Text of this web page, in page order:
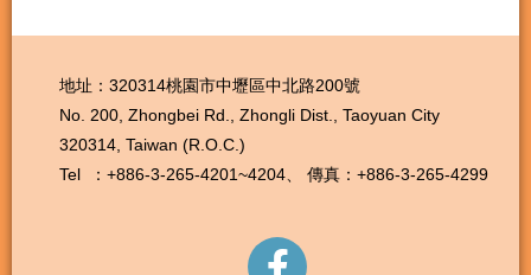
地址：320314桃園市中壢區中北路200號
No. 200, Zhongbei Rd., Zhongli Dist., Taoyuan City
320314, Taiwan (R.O.C.)
Tel ：+886-3-265-4201~4204、
傳真：+886-3-265-4299